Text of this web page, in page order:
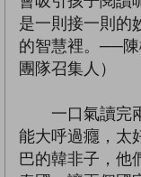
是一則接一則的
的智慧裡。──
團隊召集人）
一口氣讀完兩
能大呼過癮，太
巴的韓非子，他